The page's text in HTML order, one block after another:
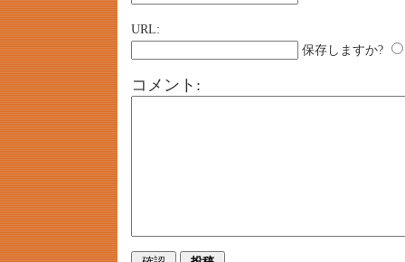
URL:
保存しますか?
コメント: